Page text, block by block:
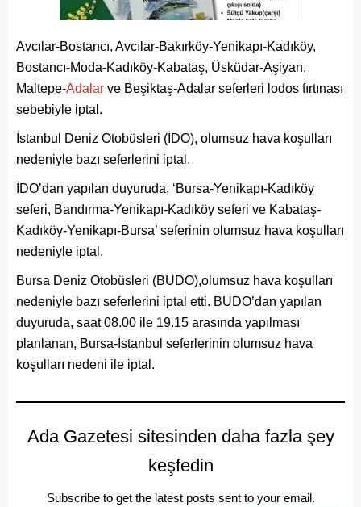
Avcılar-Bostancı, Avcılar-Bakırköy-Yenikapı-Kadıköy,
Bostancı-Moda-Kadıköy-Kabataş, Üsküdar-Aşiyan,
Maltepe-Adalar ve Beşiktaş-Adalar seferleri lodos fırtınası
sebebiyle iptal.
İstanbul Deniz Otobüsleri (İDO), olumsuz hava koşulları
nedeniyle bazı seferlerini iptal.
İDO’dan yapılan duyuruda, ‘Bursa-Yenikapı-Kadıköy
seferi, Bandırma-Yenikapı-Kadıköy seferi ve Kabataş-
Kadıköy-Yenikapı-Bursa’ seferinin olumsuz hava koşulları
nedeniyle iptal.
Bursa Deniz Otobüsleri (BUDO),olumsuz hava koşulları
nedeniyle bazı seferlerini iptal etti. BUDO’dan yapılan
duyuruda, saat 08.00 ile 19.15 arasında yapılması
planlanan, Bursa-İstanbul seferlerinin olumsuz hava
koşulları nedeni ile iptal.
Ada Gazetesi sitesinden daha fazla şey
keşfedin
Subscribe to get the latest posts sent to your email.